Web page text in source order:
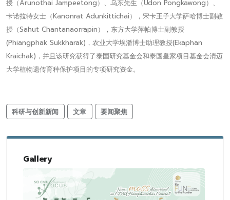
授（Arunothai Jampeetong）、乌东先生（Udon Pongkawong）、
卡诺拉特女士（Kanonrat Adunkittichai），宋卡王子大学萨哈博士副教
授（Sahut Chantanaorrapin），东方大学萍帕博士副教授
(Phiangphak Sukkharak)，农业大学埃潘博士助理教授(Ekaphan
Kraichak)，并且该研究获得了泰国研究基金会和泰国皇家项目基金会清迈
大学植物遗传育种保护项目的专项研究资金。
科研与创新新闻 文章 要闻聚焦
Gallery